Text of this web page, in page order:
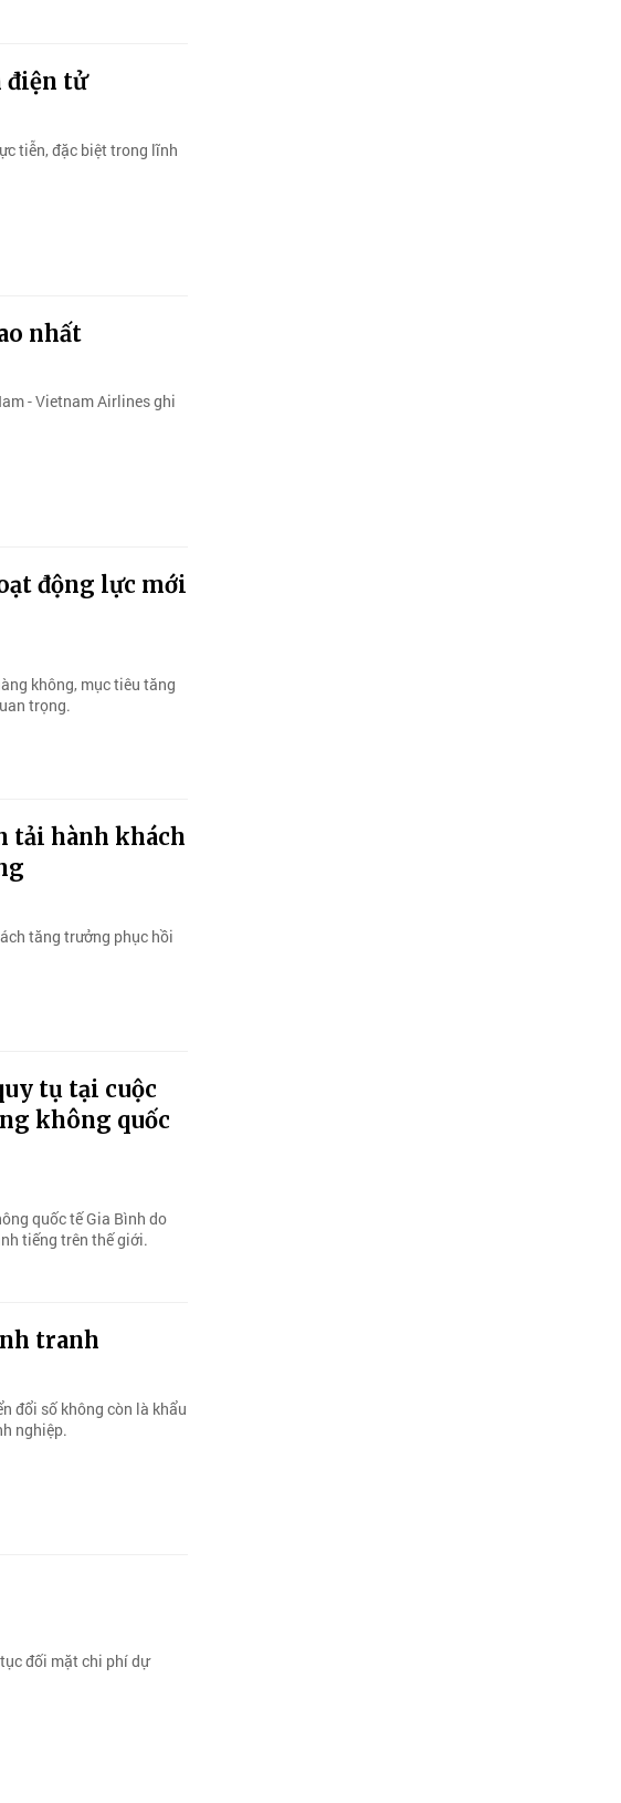
điện tử
tiễn, đặc biệt trong lĩnh
nhất
- Vietnam Airlines ghi
động lực mới
không, mục tiêu tăng
trọng.
tải hành khách
tăng trưởng phục hồi
tụ tại cuộc
không quốc
quốc tế Gia Bình do
tiếng trên thế giới.
tranh
đổi số không còn là khẩu
nghiệp.
đối mặt chi phí dự